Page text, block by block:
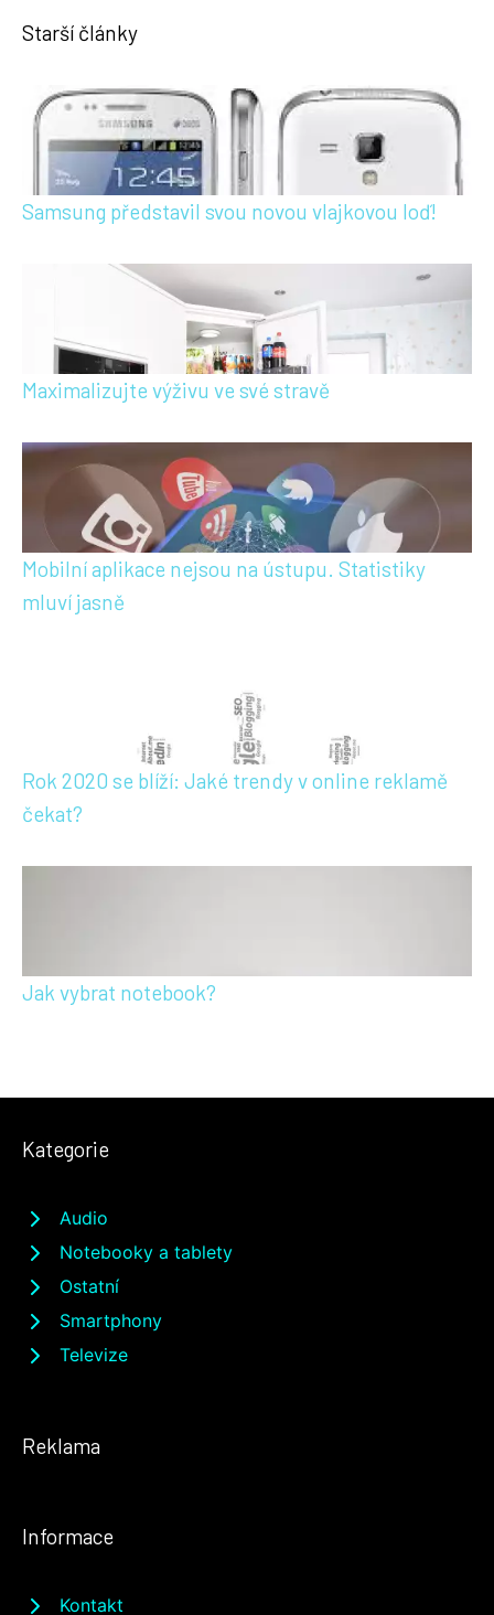
Starší články
Samsung představil svou novou vlajkovou loď!
Maximalizujte výživu ve své stravě
Mobilní aplikace nejsou na ústupu. Statistiky
mluví jasně
Rok 2020 se blíží: Jaké trendy v online reklamě
čekat?
Jak vybrat notebook?
Kategorie
Audio
Notebooky a tablety
Ostatní
Smartphony
Televize
Reklama
Informace
Kontakt